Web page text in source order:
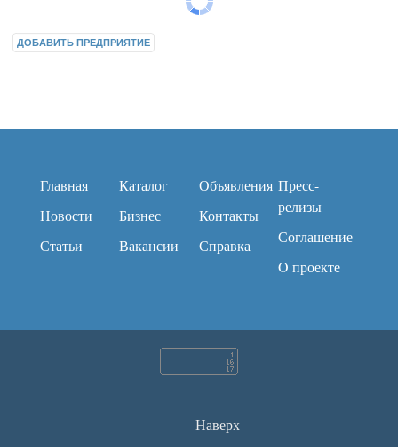
ДОБАВИТЬ ПРЕДПРИЯТИЕ
Главная
Новости
Статьи
Каталог
Бизнес
Вакансии
Объявления
Контакты
Справка
Пресс-
релизы
Соглашение
O проекте
Наверх